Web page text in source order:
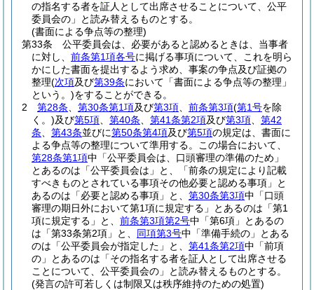
の指名する者を証人として出席させることについて、公平
委員会の」と読み替えるものとする。
(書面による争点等の整理)
第33条
公平委員会は、必要があると認めるときは、当事者
に対し、 前条第1項各号に掲げる事項について、これを明ら
かにした書面を提出するよう求め、事案の争点及び証拠の
整理(次項及び第39条において「書面による争点等の整理」
という。)をすることができる。
2
第28条 第30条第1項及び第3項 前条第3項(第1号を除
く。)及び第5項 第40条 第41条第2項及び第3項
第42
条
第43条並びに第50条第4項及び第5項の規定は、書面に
よる争点等の整理について準用する。
この場合において、
第28条第1項中「公平委員会は、口頭審理の準備のため」
とあるのは「公平委員会は」と、「前条の規定により記載
すべきものとされている事項その他必要と認める事項」と
あるのは「必要と認める事項」と、 第30条第3項中「口頭
審理の期日外において第1項に規定する」とあるのは「第1
項に規定する」と、 前条第3項第2号中「第6項」とあるの
は「第33条第2項」と、 同項第3号中「準備手続の」とある
のは「公平委員会が指定した」と、 第41条第2項中「前項
の」とあるのは「その指名する者を証人として出席させる
ことについて、公平委員会の」と読み替えるものとする。
(発言の許可若しくは制限又は秩序維持のための処置)